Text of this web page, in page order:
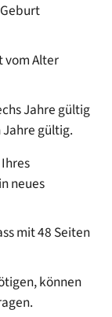
vom Alter
Jahre gültig
Jahre gültig.
neues
mit 48 Seiten
können
.